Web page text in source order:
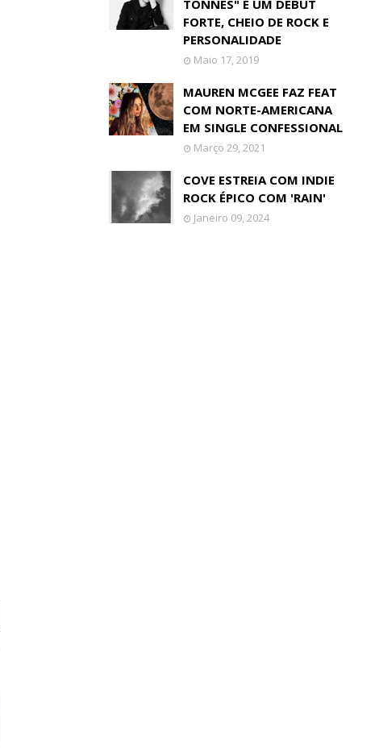
TONNES" É UM DEBUT
FORTE, CHEIO DE ROCK E
PERSONALIDADE
Maio 17, 2019
MAUREN MCGEE FAZ FEAT
COM NORTE-AMERICANA
EM SINGLE CONFESSIONAL
Março 29, 2021
COVE ESTREIA COM INDIE
ROCK ÉPICO COM 'RAIN'
Janeiro 09, 2024